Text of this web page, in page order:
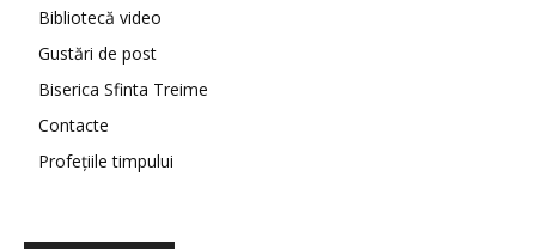
Bibliotecă video
Gustări de post
Biserica Sfinta Treime
Contacte
Profețiile timpului